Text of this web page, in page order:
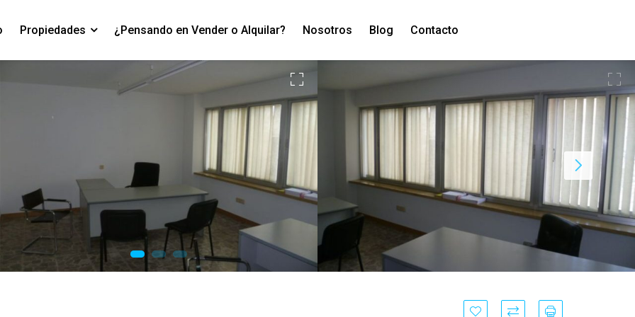
Propiedades ¿Pensando en Vender o Alquilar? Nosotros Blog Contacto